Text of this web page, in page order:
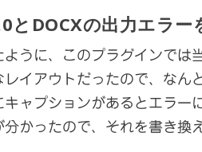
とDOCXの出力エラー
ように、このプラグインでは
レイアウトだったので、なん
キャプションがあるとエラー
分かったので、それを書き換